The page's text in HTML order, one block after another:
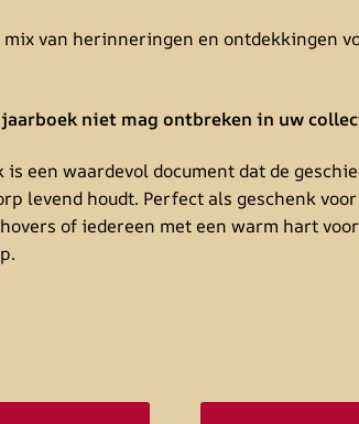
mix van herinneringen en ontdekkingen
niet mag ontbreken in uw
een waardevol document dat de
levend houdt. Perfect als geschenk
of iedereen met een warm hart